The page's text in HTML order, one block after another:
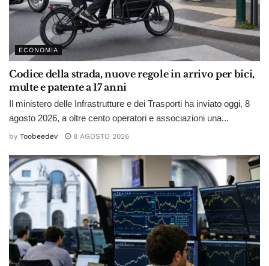
ECONOMIA
Codice della strada, nuove regole in arrivo per bici,
multe e patente a 17 anni
Il ministero delle Infrastrutture e dei Trasporti ha inviato oggi, 8
agosto 2026, a oltre cento operatori e associazioni una...
by Toobeedev 8 AGOSTO 2026